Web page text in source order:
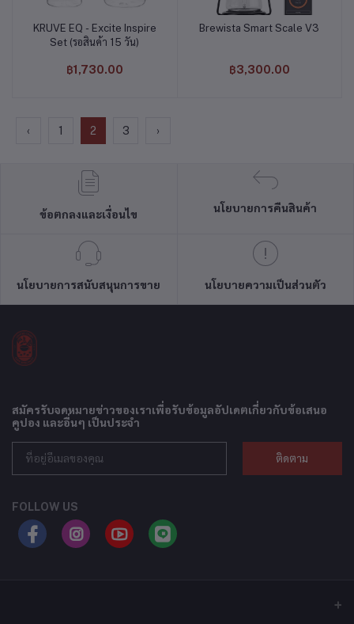
หยิบใส่ตะกร้า
KRUVE EQ - Excite Inspire
Set (รอสินค้า 15 วัน)
฿1,730.00
หยิบใส่ตะกร้า
Brewista Smart Scale V3
฿3,300.00
‹ 1 2 3 ›
ข้อตกลงและเงื่อนไข
นโยบายการคืนสินค้า
นโยบายการสนับสนุนการขาย นโยบายความเป็นส่วนตัว
สมัครรับจดหมายข่าวของเราเพื่อรับข้อมูลอัปเดตเกี่ยวกับข้อเสนอ
คูปอง และอื่นๆ เป็นประจำ
ติดตาม
FOLLOW US